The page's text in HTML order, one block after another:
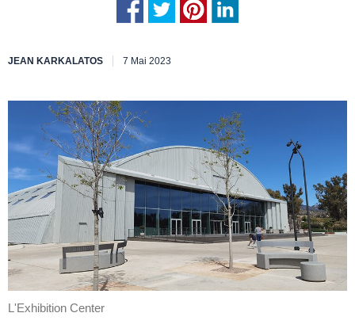
JEAN KARKALATOS 7 Mai 2023
L'Exhibition Center